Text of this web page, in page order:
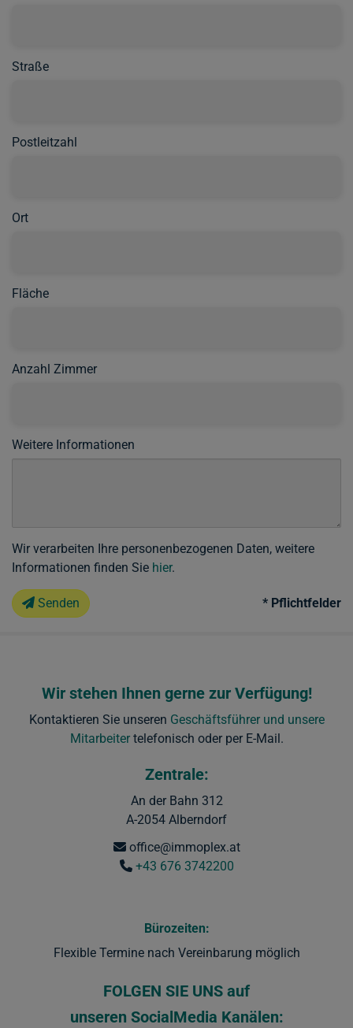
Straße
Postleitzahl
Ort
Fläche
Anzahl Zimmer
Weitere Informationen
Wir verarbeiten Ihre personenbezogenen Daten, weitere
Informationen finden Sie hier.
Senden * Pflichtfelder
Wir stehen Ihnen gerne zur Verfügung!
Kontaktieren Sie unseren Geschäftsführer und unsere
Mitarbeitertelefonisch oder per E-Mail.
Zentrale:
An der Bahn 312
A-2054 Alberndorf
office@immoplex.at
+43 676 3742200
Bürozeiten:
Flexible Termine nach Vereinbarung möglich
FOLGEN SIE UNS auf
unseren SocialMedia Kanälen: